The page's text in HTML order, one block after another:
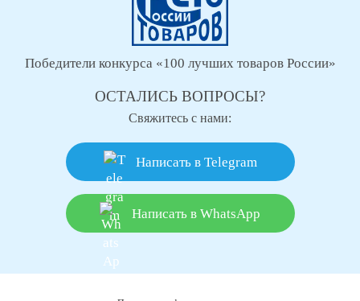
Победители конкурса «100 лучших товаров России»
ОСТАЛИСЬ ВОПРОСЫ?
Свяжитесь с нами:
Написать в Telegram
Написать в WhatsApp